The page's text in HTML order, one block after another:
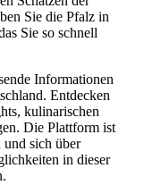
Sie die Pfalz in
Sie so schnell
Informationen
Entdecken
kulinarischen
Die Plattform ist
sich über
in dieser